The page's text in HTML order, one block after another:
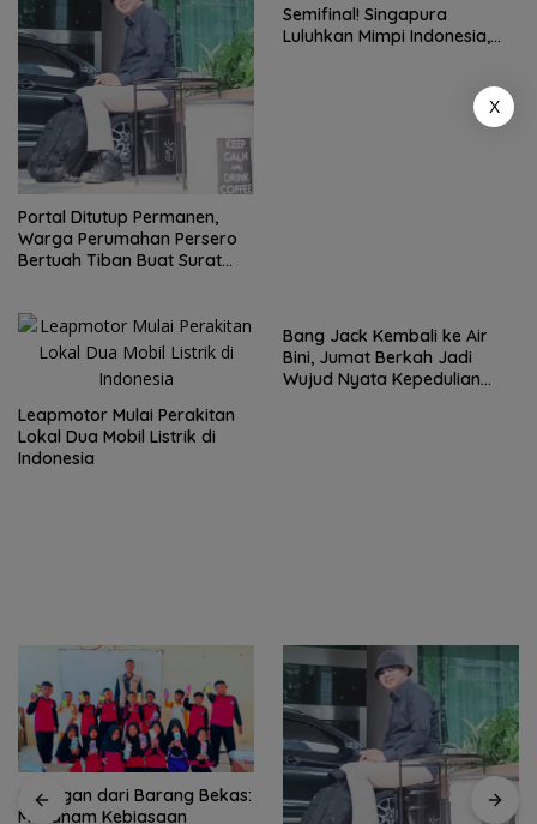
Portal Ditutup Permanen,
Warga Perumahan Persero
Bertuah Tiban Buat Surat
Semifinal! Singapura
Luluhkan Mimpi Indonesia,
Leapmotor Mulai Perakitan
Lokal Dua Mobil Listrik di
Indonesia
Bang Jack Kembali ke Air
Bini, Jumat Berkah Jadi
Wujud Nyata Kepedulian
Celengan dari Barang Bekas:
Menanam Kebiasaan
X